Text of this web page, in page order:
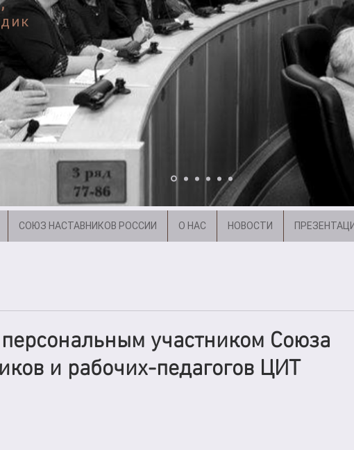
персональным участником Союза
и рабочих-педагогов ЦИТ
СОЮЗ НАСТАВНИКОВ РОССИИ О НАС НОВОСТИ